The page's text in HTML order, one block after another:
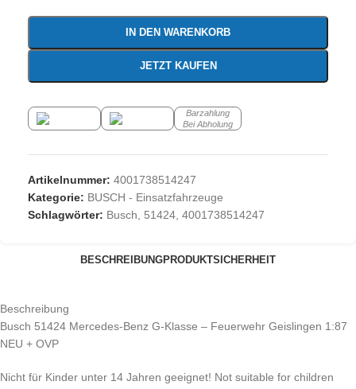
IN DEN WARENKORB
JETZT KAUFEN
Barzahlung
Bei Abholung
Artikelnummer: 4001738514247
Kategorie: BUSCH - Einsatzfahrzeuge
Schlagwörter: Busch 51424 4001738514247
BESCHREIBUNGPRODUKTSICHERHEIT
Beschreibung
Busch 51424 Mercedes-Benz G-Klasse – Feuerwehr Geislingen 1:87
NEU + OVP
Nicht für Kinder unter 14 Jahren geeignet! Not suitable for children